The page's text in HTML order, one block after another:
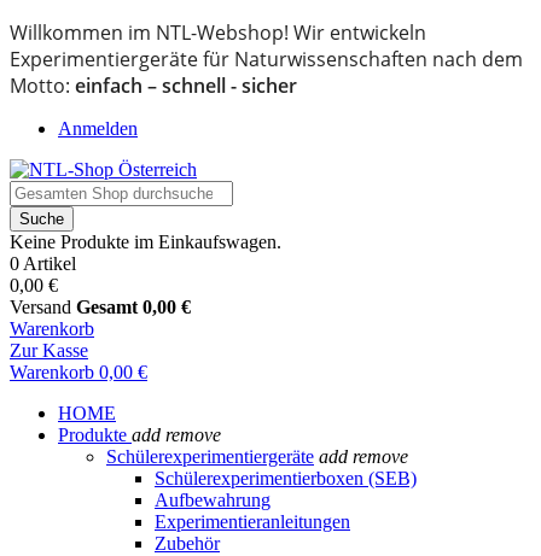
Willkommen im NTL-Webshop! Wir entwickeln
Experimentiergeräte für Naturwissenschaften nach dem
Motto: einfach – schnell - sicher
Anmelden
Suche
Keine Produkte im Einkaufswagen.
0 Artikel
0,00 €
Versand Gesamt 0,00 €
Warenkorb
Zur Kasse
Warenkorb 0,00 €
HOME
Produkte add remove
Schülerexperimentiergeräte add remove
Schülerexperimentierboxen (SEB)
Aufbewahrung
Experimentieranleitungen
Zubehör